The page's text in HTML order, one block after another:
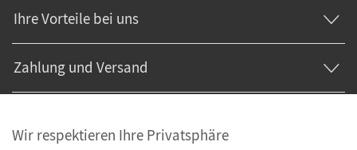
Ihre Vorteile bei uns
Zahlung und Versand
Wir respektieren Ihre Privatsphäre